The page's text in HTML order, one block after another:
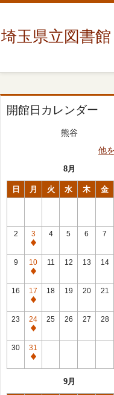
埼玉県立図書館
開館日カレンダー
熊谷
他
8月
日 月 火 水 木 金
2
3
休
館
日
4 5 6 7
9
10
休
館
日
11 12 13 14
16
17
休
館
日
18 19 20 21
23
24
休
館
日
25 26 27 28
30
31
休
9月